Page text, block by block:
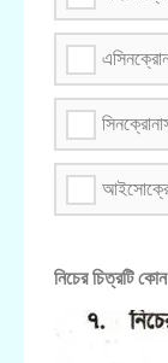
নিচের চিত্রটি